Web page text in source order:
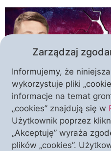
W dniach 7, 15 i 22
Klubów „Polonia
Chmielewskiego. Będzie
Zarządzaj
Informujemy, że
wykorzystuje pliki
informacje na temat
„cookies” znajdują się w
Użytkownik poprzez
„Akceptuję” wyraża
plików „cookies”.